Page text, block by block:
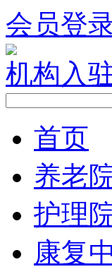
会员登
机构入
首页
养老
护理
康复